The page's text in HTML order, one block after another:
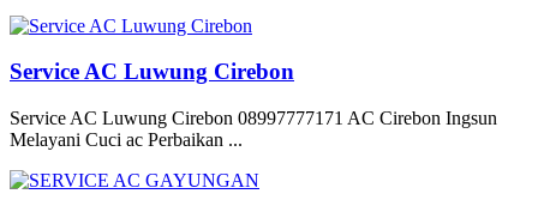
Service AC Luwung Cirebon
Service AC Luwung Cirebon 08997777171 AC Cirebon Ingsun
Melayani Cuci ac Perbaikan ...